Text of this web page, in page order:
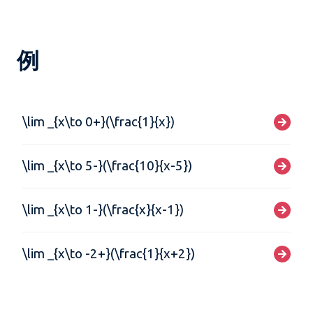
例
\lim _{x\to 0+}(\frac{1}{x})
\lim _{x\to 5-}(\frac{10}{x-5})
\lim _{x\to 1-}(\frac{x}{x-1})
\lim _{x\to -2+}(\frac{1}{x+2})